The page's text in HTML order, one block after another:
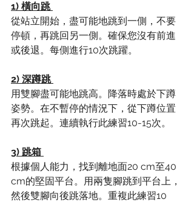
1) 橫向跳
從站立開始，盡可能地跳到一側，不要
停頓，再跳回另一側。確保您沒有前進
或後退。每側進行10次跳躍。
2) 深蹲跳
用雙腳​​盡可能地跳高。降落時處於下蹲
姿勢。在不暫停的情況下，從下蹲位置
再次跳起。連續執行此練習10-15次。
3) 跳箱
根據個人能力，找到離地面20 cm至40
cm的堅固平台。用兩隻腳跳到平台上，
然後雙腳向後跳落地。重複此練習10